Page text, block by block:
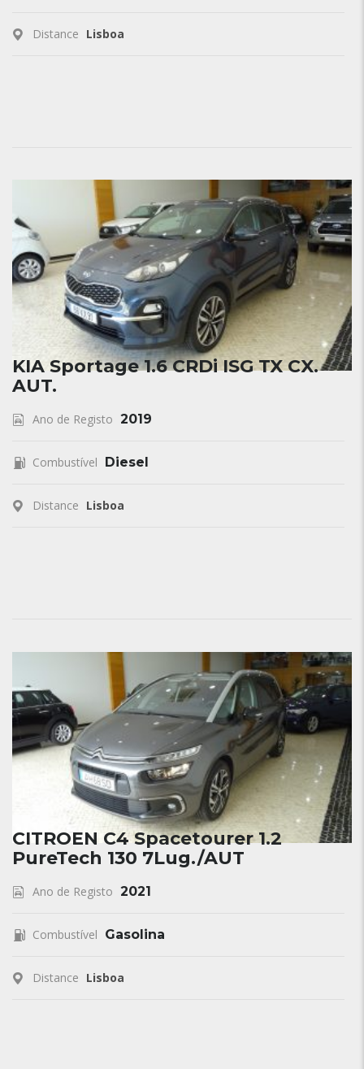
Distance Lisboa
KIA Sportage 1.6 CRDi ISG TX CX.
AUT.
Ano de Registo 2019
Combustível Diesel
Distance Lisboa
CITROEN C4 Spacetourer 1.2
PureTech 130 7Lug./AUT
Ano de Registo 2021
Combustível Gasolina
Distance Lisboa